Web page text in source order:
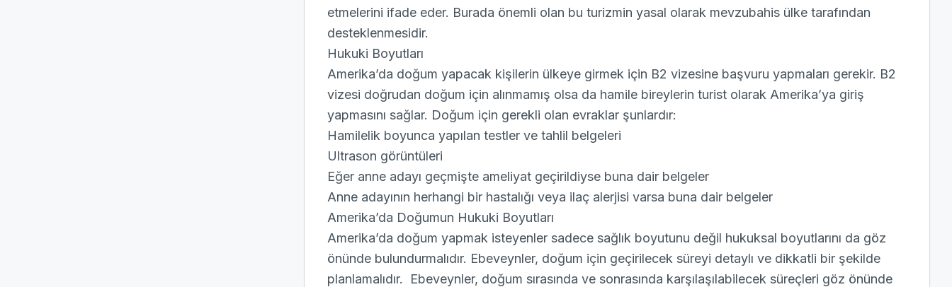
etmelerini ifade eder. Burada önemli olan bu turizmin yasal olarak mevzubahis ülke tarafından
desteklenmesidir.
Hukuki Boyutları
Amerika’da doğum yapacak kişilerin ülkeye girmek için B2 vizesine başvuru yapmaları gerekir. B2
vizesi doğrudan doğum için alınmamış olsa da hamile bireylerin turist olarak Amerika’ya giriş
yapmasını sağlar. Doğum için gerekli olan evraklar şunlardır:
Hamilelik boyunca yapılan testler ve tahlil belgeleri
Ultrason görüntüleri
Eğer anne adayı geçmişte ameliyat geçirildiyse buna dair belgeler
Anne adayının herhangi bir hastalığı veya ilaç alerjisi varsa buna dair belgeler
Amerika’da Doğumun Hukuki Boyutları
Amerika’da doğum yapmak isteyenler sadece sağlık boyutunu değil hukuksal boyutlarını da göz
önünde bulundurmalıdır. Ebeveynler, doğum için geçirilecek süreyi detaylı ve dikkatli bir şekilde
planlamalıdır. Ebeveynler, doğum sırasında ve sonrasında karşılaşılabilecek süreçleri göz önünde